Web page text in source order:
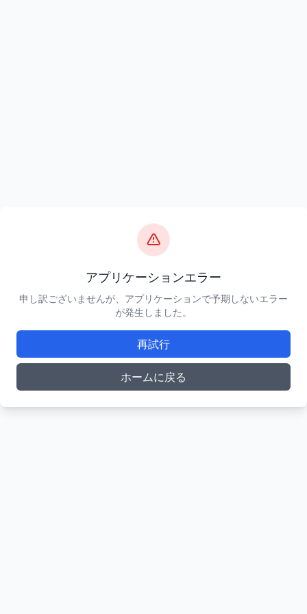
アプリケーションエラー
申し訳ございませんが、アプリケーションで予期しないエラー
が発生しました。
再試行
ホームに戻る